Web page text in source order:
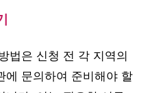
법은 신청 전 각 지역의
에 문의하여 준비해야 할